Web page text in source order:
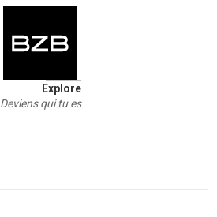
Explore
Deviens qui tu es